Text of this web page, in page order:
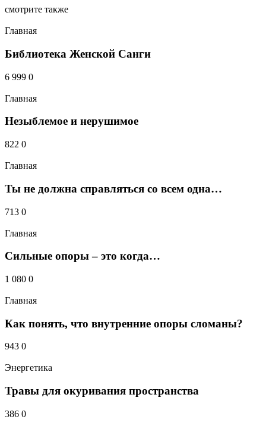
смотрите также
Главная
Библиотека Женской Санги
6 999 0
Главная
Незыблемое и нерушимое
822 0
Главная
Ты не должна справляться со всем одна…
713 0
Главная
Сильные опоры – это когда…
1 080 0
Главная
Как понять, что внутренние опоры сломаны?
943 0
Энергетика
Травы для окуривания пространства
386 0